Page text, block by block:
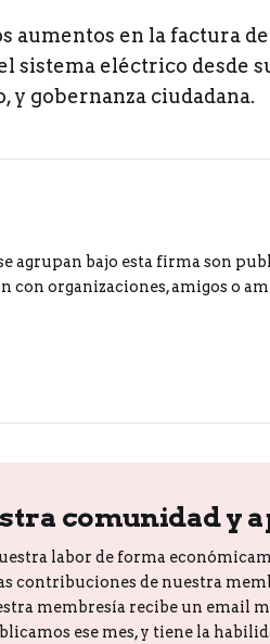
aumentos en la factura
sistema eléctrico desde
gobernanza ciudadana.
agrupan bajo esta firma son
con organizaciones, amigos o
comunidad y
labor de forma
contribuciones de nuestra
membresía recibe un email
ese mes, y tiene la